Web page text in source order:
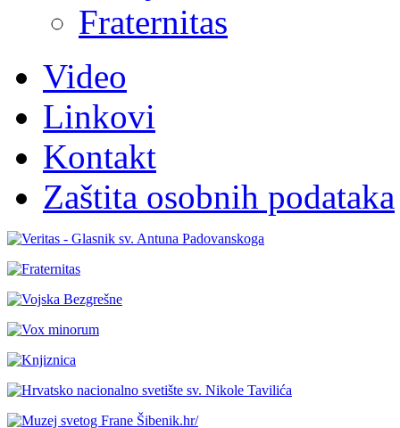
Fraternitas
Video
Linkovi
Kontakt
Zaštita osobnih podataka